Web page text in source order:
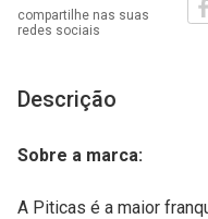
compartilhe nas suas
redes sociais
Descrição
Sobre a marca:
A Piticas é a maior